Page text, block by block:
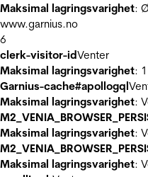
Maksimal lagringsvarighet:
www.garnius.no
6
clerk-visitor-idVenter
Maksimal lagringsvarighet:
Garnius-cache#apollogql
Maksimal lagringsvarighet:
Maksimal lagringsvarighet:
Maksimal lagringsvarighet: